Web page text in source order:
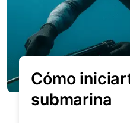
Cómo
submarina